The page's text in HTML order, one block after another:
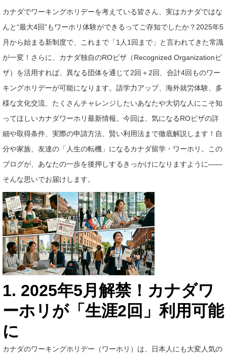
カナダでワーキングホリデーを考えている皆さん、実はカナダではな
んと“最大4回”もワーホリ体験ができるってご存知でしたか？2025年5
月から始まる新制度で、これまで「1人1回まで」と言われてきた常識
が一変！さらに、カナダ独自のROビザ（Recognized Organizationビ
ザ）を活用すれば、異なる団体を通じて2回＋2回、合計4回ものワー
キングホリデーが可能になります。語学力アップ、海外就労体験、多
様な文化交流、たくさんチャレンジしたいあなたや大切な人にこそ知
ってほしいカナダワーホリ最新情報。今回は、気になるROビザの詳
細や取得条件、実際の申請方法、賢い利用法まで徹底解説します！自
分や家族、友達の「人生の転機」になるカナダ留学・ワーホリ。この
ブログが、あなたの一歩を後押しするきっかけになりますように――
そんな思いでお届けします。
1. 2025年5月解禁！カナダワ
ーホリが「生涯2回」利用可能
に
カナダのワーキングホリデー（ワーホリ）は、日本人にも大変人気の